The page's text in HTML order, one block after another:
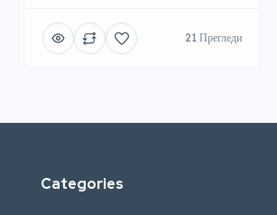
21 Прегледи
Categories